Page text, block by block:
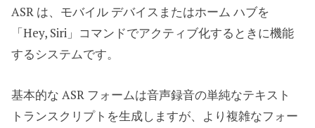
ASR は、モバイル デバイスまたはホーム ハブを
「Hey, Siri」コマンドでアクティブ化するときに機能
するシステムです。
基本的な ASR フォームは音声録音の単純なテキスト
トランスクリプトを生成しますが、より複雑なフォー